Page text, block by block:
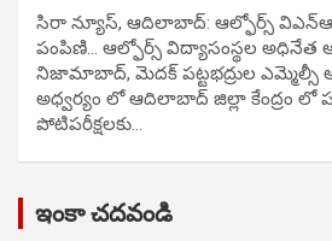
సిరా న్యూస్, ఆదిలాబాద్: ఆల్ఫోర్స్ విఎన్ఆర్
పంపిణి… ఆల్ఫోర్స్ విద్యాసంస్థల అధినేత
నిజామాబాద్, మెదక్ పట్టభద్రుల ఎమ్మెల్సీ
అధ్వర్యం లో ఆదిలాబాద్ జిల్లా కేంద్రం లో
పోటిప‌రీక్ష‌ల‌కు…
ఇంకా చదవండి